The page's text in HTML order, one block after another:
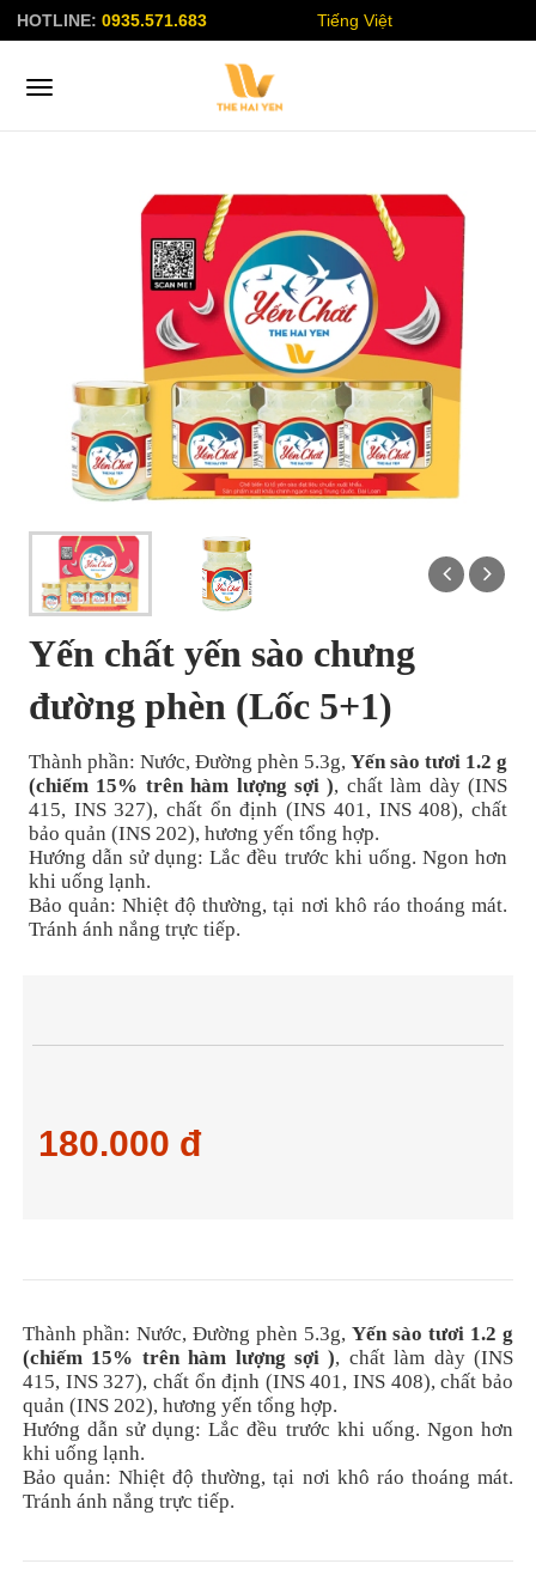
HOTLINE: 0935.571.683 Tiếng Việt
Yến chất yến sào chưng
đường phèn (Lốc 5+1)
Thành phần: Nước, Đường phèn 5.3g, Yến sào tươi 1.2 g
(chiếm 15% trên hàm lượng sợi ), chất làm dày (INS
415, INS 327), chất ổn định (INS 401, INS 408), chất
bảo quản (INS 202), hương yến tổng hợp.
Hướng dẫn sử dụng: Lắc đều trước khi uống. Ngon hơn
khi uống lạnh.
Bảo quản: Nhiệt độ thường, tại nơi khô ráo thoáng mát.
Tránh ánh nắng trực tiếp.
180.000 đ
Thành phần: Nước, Đường phèn 5.3g, Yến sào tươi 1.2 g
(chiếm 15% trên hàm lượng sợi ), chất làm dày (INS
415, INS 327), chất ổn định (INS 401, INS 408), chất bảo
quản (INS 202), hương yến tổng hợp.
Hướng dẫn sử dụng: Lắc đều trước khi uống. Ngon hơn
khi uống lạnh.
Bảo quản: Nhiệt độ thường, tại nơi khô ráo thoáng mát.
Tránh ánh nắng trực tiếp.